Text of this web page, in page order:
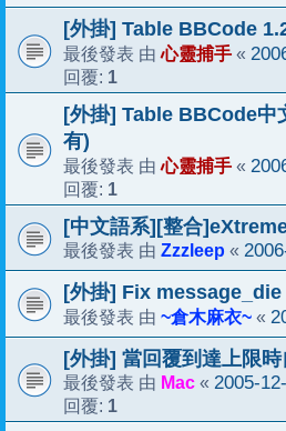
[外掛] Table BBCode
最後發表 由心靈捕手 «
回覆: 1
[外掛] Table BBCode中
有)
最後發表 由心靈捕手 «
回覆: 1
[中文語系][整合
最後發表 由 Zzzleep «
[外掛] Fix
最後發表 由 ~倉木麻衣~ «
[外掛] 當回覆到達上限
最後發表 由 Mac « 2005-
回覆: 1